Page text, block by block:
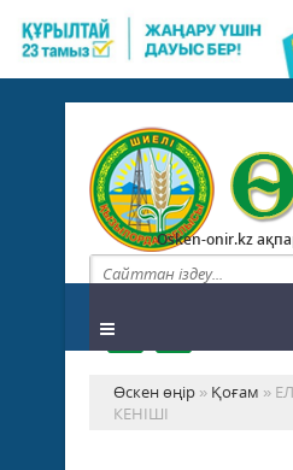
Osken-onir.kz
Өскен өңір » Қоғам »
КЕНІШІ